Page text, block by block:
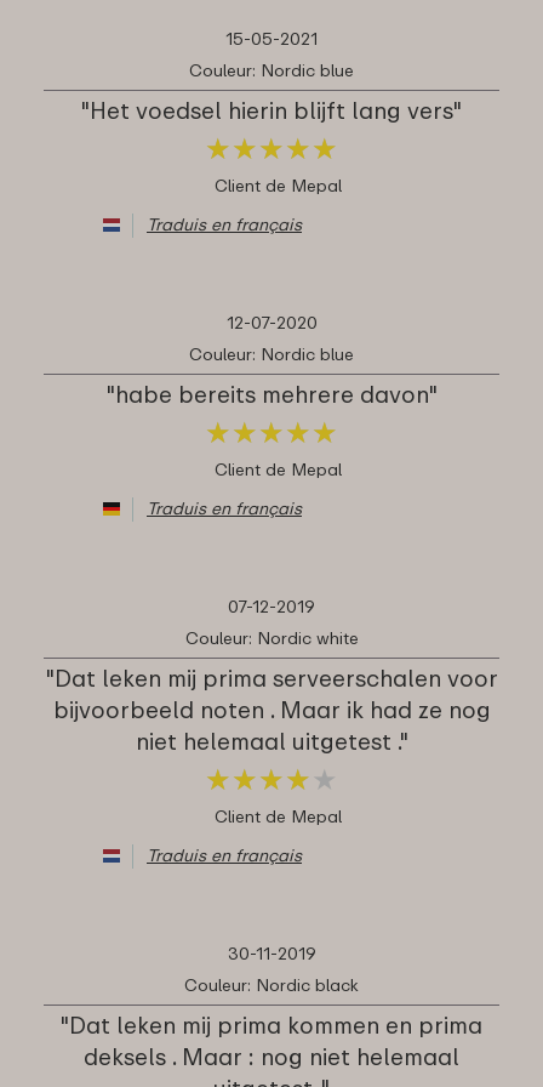
15-05-2021
Couleur: Nordic blue
"Het voedsel hierin blijft lang vers"
★★★★★
★★★★★
Client de Mepal
Traduis en français
12-07-2020
Couleur: Nordic blue
"habe bereits mehrere davon"
★★★★★
★★★★★
Client de Mepal
Traduis en français
07-12-2019
Couleur: Nordic white
"Dat leken mij prima serveerschalen voor
bijvoorbeeld noten . Maar ik had ze nog
niet helemaal uitgetest ."
★★★★ ★
★★★★ ★
Client de Mepal
Traduis en français
30-11-2019
Couleur: Nordic black
"Dat leken mij prima kommen en prima
deksels . Maar : nog niet helemaal